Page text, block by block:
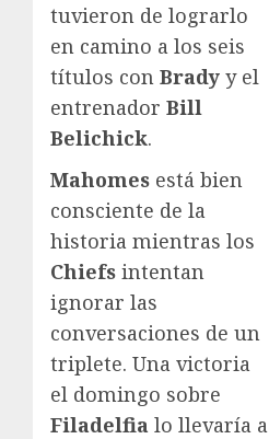
tuvieron de lograrlo
en camino a los seis
títulos con Brady y el
entrenador Bill
Belichick.
Mahomes está bien
consciente de la
historia mientras los
Chiefs intentan
ignorar las
conversaciones de un
triplete. Una victoria
el domingo sobre
Filadelfia lo llevaría a